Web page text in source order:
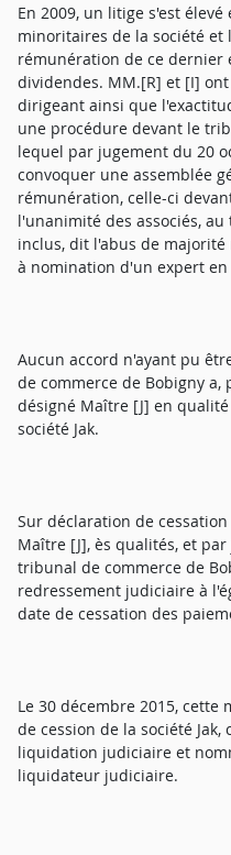
En 2009, un litige s'est
minoritaires de la société et
rémunération de ce
dividendes. MM.[R] et [I]
dirigeant ainsi que
une procédure devant le
lequel par jugement du 20
convoquer une assemblée
rémunération, celle-ci
l'unanimité des associés, au
inclus, dit l'abus de
à nomination d'un expert
Aucun accord n'ayant pu
de commerce de Bobigny
désigné Maître [J] en
société Jak.
Sur déclaration de
Maître [J], ès qualités, et
tribunal de commerce de
redressement judiciaire à
date de cessation des
Le 30 décembre 2015,
de cession de la société
liquidation judiciaire et
liquidateur judiciaire.